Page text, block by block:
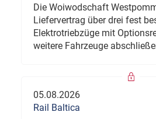
Die Woiwodschaft
Liefervertrag über drei fest
Elektrotriebzüge mit
weitere Fahrzeuge
05.08.2026
Rail Baltica